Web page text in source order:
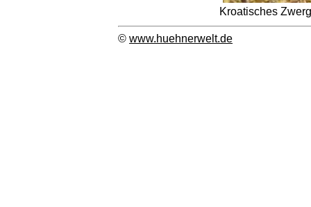
Kroatisches
© www.huehnerwelt.de